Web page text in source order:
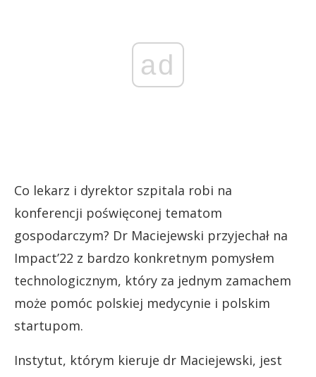
ad
Co lekarz i dyrektor szpitala robi na
konferencji poświęconej tematom
gospodarczym? Dr Maciejewski przyjechał na
Impact’22 z bardzo konkretnym pomysłem
technologicznym, który za jednym zamachem
może pomóc polskiej medycynie i polskim
startupom.
Instytut, którym kieruje dr Maciejewski, jest